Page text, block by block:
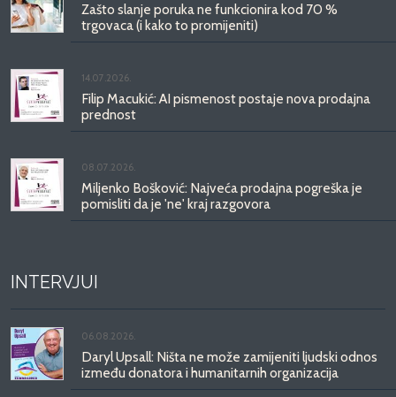
Zašto slanje poruka ne funkcionira kod 70 %
trgovaca (i kako to promijeniti)
14.07.2026.
Filip Macukić: AI pismenost postaje nova prodajna
prednost
08.07.2026.
Miljenko Bošković: Najveća prodajna pogreška je
pomisliti da je 'ne' kraj razgovora
INTERVJUI
06.08.2026.
Daryl Upsall: Ništa ne može zamijeniti ljudski odnos
između donatora i humanitarnih organizacija